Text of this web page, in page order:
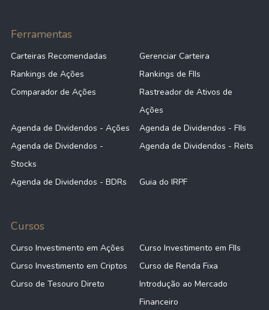
Ferramentas
Carteiras Recomendadas
Gerenciar Carteira
Rankings de Ações
Rankings de FIIs
Comparador de Ações
Rastreador de Ativos de
Ações
Agenda de Dividendos - Ações
Agenda de Dividendos - FIIs
Agenda de Dividendos -
Stocks
Agenda de Dividendos - Reits
Agenda de Dividendos - BDRs Guia do IRPF
Cursos
Curso Investimento em Ações
Curso Investimento em FIIs
Curso Investimento em Criptos
Curso de Renda Fixa
Curso de Tesouro Direto
Introdução ao Mercado
Financeiro